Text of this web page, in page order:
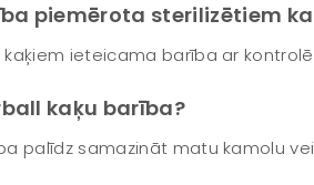
piemērota sterilizētiem
kaķiem ieteicama barība ar
kaķu barība?
palīdz samazināt matu kamolu